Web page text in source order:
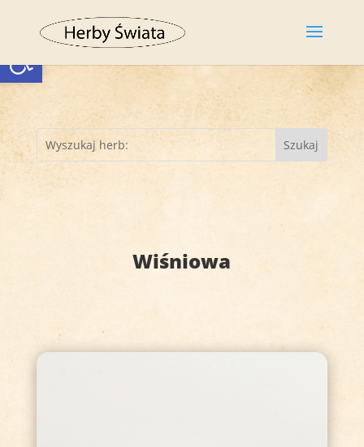
Otwórz pasek narzędzi
Wiśniowa